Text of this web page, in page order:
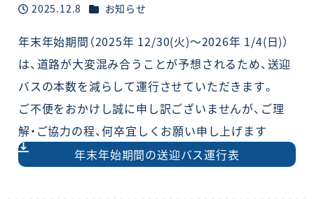
投稿日
2025.12.8 カテゴリー
お知らせ
年末年始期間（2025年 12/30(火)～2026年 1/4(日)）
は、道路が大変混み合うことが予想されるため、送迎
バスの本数を減らして運行させていただきます。
ご不便をおかけし誠に申し訳ございませんが、ご理
解・ご協力の程、何卒宜しくお願い申し上げます
年末年始期間の送迎バス運行表